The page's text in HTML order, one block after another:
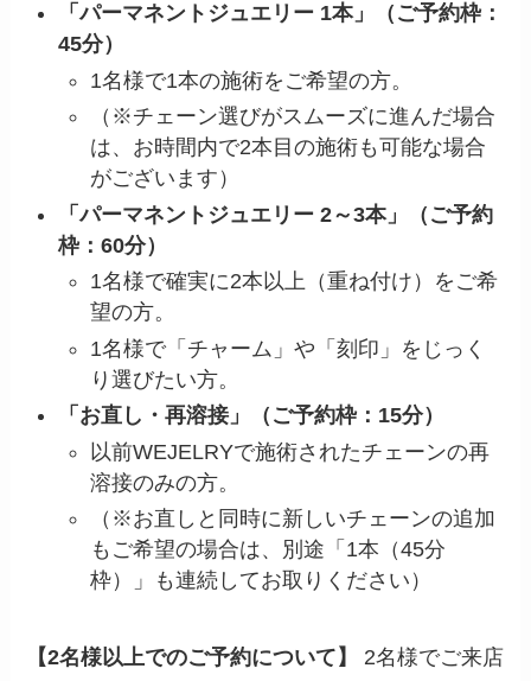
「パーマネントジュエリー 1本」（ご予約枠：
45分）
1名様で1本の施術をご希望の方。
（※チェーン選びがスムーズに進んだ場合
は、お時間内で2本目の施術も可能な場合
がございます）
「パーマネントジュエリー 2～3本」（ご予約
枠：60分）
1名様で確実に2本以上（重ね付け）をご希
望の方。
1名様で「チャーム」や「刻印」をじっく
り選びたい方。
「お直し・再溶接」（ご予約枠：15分）
以前WEJELRYで施術されたチェーンの再
溶接のみの方。
（※お直しと同時に新しいチェーンの追加
もご希望の場合は、別途「1本（45分
枠）」も連続してお取りください）
【2名様以上でのご予約について】
2名様でご来店